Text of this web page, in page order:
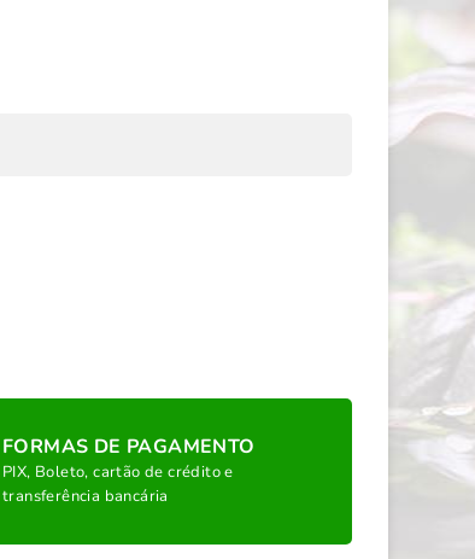
FORMAS DE PAGAMENTO
PIX, Boleto, cartão de crédito e
transferência bancária